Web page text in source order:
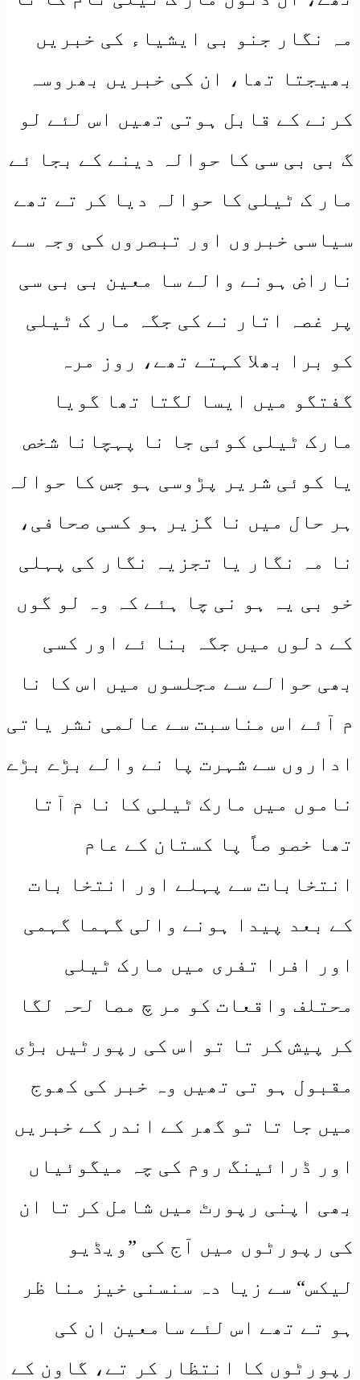
مہ نگار جنو بی ایشیاء کی خبریں
بھیجتا تھا، ان کی خبریں بھروسہ
کرنے کے قابل ہوتی تھیں اس لئے لو
گ بی بی سی کا حوالہ دینے کے بجا ئے
مار ک ٹیلی کا حوالہ دیا کر تے تھے
سیاسی خبروں اور تبصروں کی وجہ سے
ناراض ہونے والے سا معین بی بی سی
پر غصہ اتار نے کی جگہ مار ک ٹیلی
کو برا بھلا کہتے تھے، روز مرہ
گفتگو میں ایسا لگتا تھا گویا
مارک ٹیلی کوئی جا نا پہچانا شخص
یا کوئی شریر پڑوسی ہو جس کا حوالہ
ہر حال میں نا گزیر ہو کسی صحافی،
نا مہ نگار یا تجزیہ نگار کی پہلی
خو بی یہ ہو نی چا ہئے کہ وہ لو گوں
کے دلوں میں جگہ بنا ئے اور کسی
بھی حوالے سے مجلسوں میں اس کا نا
م آئے اس مناسبت سے عالمی نشر یاتی
اداروں سے شہرت پا نے والے بڑے بڑے
ناموں میں مارک ٹیلی کا نا م آتا
تھا خصو صاً پا کستان کے عام
انتخابات سے پہلے اور انتخا بات
کے بعد پیدا ہونے والی گہما گہمی
اور افرا تفری میں مارک ٹیلی
محتلف واقعات کو مر چ مصا لحہ لگا
کر پیش کر تا تو اس کی رپورٹیں بڑی
مقبول ہو تی تھیں وہ خبر کی کھوج
میں جا تا تو گھر کے اندر کے خبریں
اور ڈرائینگ روم کی چہ میگوئیاں
بھی اپنی رپورٹ میں شامل کر تا ان
کی رپورٹوں میں آج کی ”ویڈیو
لیکس“ سے زیا دہ سنسنی خیز منا ظر
ہو تے تھے اس لئے سامعین ان کی
رپورٹوں کا انتظار کر تے، گاون کے